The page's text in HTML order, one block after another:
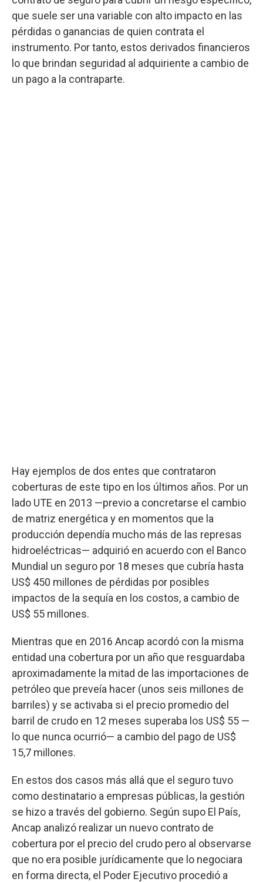
que suele ser una variable con alto impacto en las
pérdidas o ganancias de quien contrata el
instrumento. Por tanto, estos derivados financieros
lo que brindan seguridad al adquiriente a cambio de
un pago a la contraparte.
Hay ejemplos de dos entes que contrataron
coberturas de este tipo en los últimos años. Por un
lado UTE en 2013 —previo a concretarse el cambio
de matriz energética y en momentos que la
producción dependía mucho más de las represas
hidroeléctricas— adquirió en acuerdo con el Banco
Mundial un seguro por 18 meses que cubría hasta
US$ 450 millones de pérdidas por posibles
impactos de la sequía en los costos, a cambio de
US$ 55 millones.
Mientras que en 2016 Ancap acordó con la misma
entidad una cobertura por un año que resguardaba
aproximadamente la mitad de las importaciones de
petróleo que preveía hacer (unos seis millones de
barriles) y se activaba si el precio promedio del
barril de crudo en 12 meses superaba los US$ 55 —
lo que nunca ocurrió— a cambio del pago de US$
15,7 millones.
En estos dos casos más allá que el seguro tuvo
como destinatario a empresas públicas, la gestión
se hizo a través del gobierno. Según supo El País,
Ancap analizó realizar un nuevo contrato de
cobertura por el precio del crudo pero al observarse
que no era posible jurídicamente que lo negociara
en forma directa, el Poder Ejecutivo procedió a